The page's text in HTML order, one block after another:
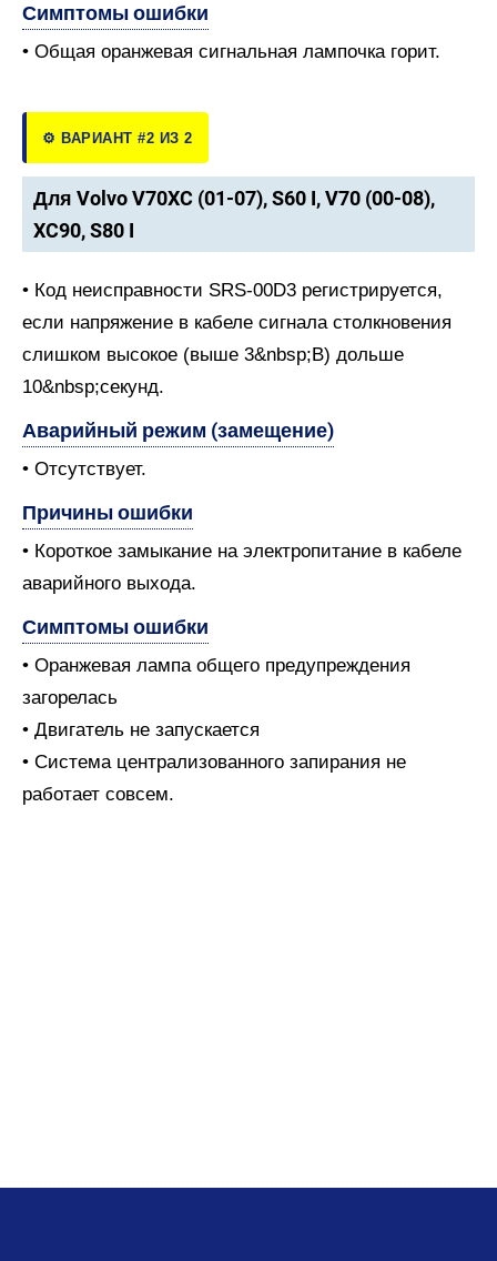
Симптомы ошибки
• Общая оранжевая сигнальная лампочка горит.
⚙️ ВАРИАНТ #2 ИЗ 2
Для Volvo V70XC (01-07), S60 I, V70 (00-08),
XC90, S80 I
• Код неисправности SRS-00D3 регистрируется,
если напряжение в кабеле сигнала столкновения
слишком высокое (выше 3&nbsp;В) дольше
10&nbsp;секунд.
Аварийный режим (замещение)
• Отсутствует.
Причины ошибки
• Короткое замыкание на электропитание в кабеле
аварийного выхода.
Симптомы ошибки
• Оранжевая лампа общего предупреждения
загорелась
• Двигатель не запускается
• Система централизованного запирания не
работает совсем.